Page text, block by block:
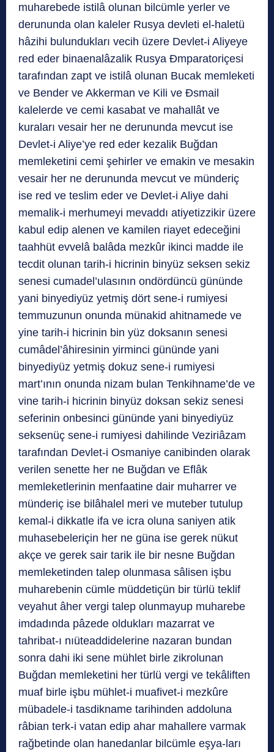
muharebede istilâ olunan bilcümle yerler ve
derununda olan kaleler Rusya devleti el-haletü
hâzihi bulundukları vecih üzere Devlet-i Aliyeye
red eder binaenalâzalik Rusya Đmparatoriçesi
tarafından zapt ve istilâ olunan Bucak memleketi
ve Bender ve Akkerman ve Kili ve Đsmail
kalelerde ve cemi kasabat ve mahallât ve
kuraları vesair her ne derununda mevcut ise
Devlet-i Aliye’ye red eder kezalik Buğdan
memleketini cemi şehirler ve emakin ve mesakin
vesair her ne derununda mevcut ve münderiç
ise red ve teslim eder ve Devlet-i Aliye dahi
memalik-i merhumeyi mevaddı atiyetizzikir üzere
kabul edip alenen ve kamilen riayet edeceğini
taahhüt evvelâ balâda mezkûr ikinci madde ile
tecdit olunan tarih-i hicrinin binyüz seksen sekiz
senesi cumadel’ulasının ondördüncü gününde
yani binyediyüz yetmiş dört sene-i rumiyesi
temmuzunun onunda münakid ahitnamede ve
yine tarih-i hicrinin bin yüz doksanın senesi
cumâdel’âhiresinin yirminci gününde yani
binyediyüz yetmiş dokuz sene-i rumiyesi
mart’ının onunda nizam bulan Tenkihname’de ve
vine tarih-i hicrinin binyüz doksan sekiz senesi
seferinin onbesinci gününde yani binyediyüz
seksenüç sene-i rumiyesi dahilinde Veziriâzam
tarafından Devlet-i Osmaniye canibinden olarak
verilen senette her ne Buğdan ve Eflâk
memleketlerinin menfaatine dair muharrer ve
münderiç ise bilâhalel meri ve muteber tutulup
kemal-i dikkatle ifa ve icra oluna saniyen atik
muhasebeleriçin her ne güna ise gerek nükut
akçe ve gerek sair tarik ile bir nesne Buğdan
memleketinden talep olunmasa sâlisen işbu
muharebenin cümle müddetiçün bir türlü teklif
veyahut âher vergi talep olunmayup muharebe
imdadında pâzede oldukları mazarrat ve
tahribat-ı nıüteaddidelerine nazaran bundan
sonra dahi iki sene mühlet birle zikrolunan
Buğdan memleketini her türlü vergi ve tekâliften
muaf birle işbu mühlet-i muafivet-i mezkûre
mübadele-i tasdikname tarihinden addoluna
râbian terk-i vatan edip ahar mahallere varmak
rağbetinde olan hanedanlar bilcümle eşya-ları